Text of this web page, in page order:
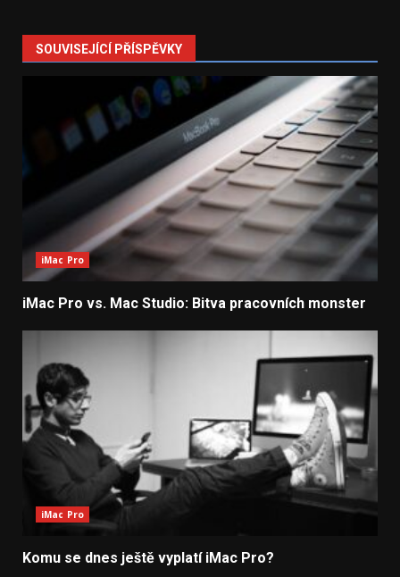
SOUVISEJÍCÍ PŘÍSPĚVKY
iMac Pro
iMac Pro vs. Mac Studio: Bitva pracovních monster
iMac Pro
Komu se dnes ještě vyplatí iMac Pro?